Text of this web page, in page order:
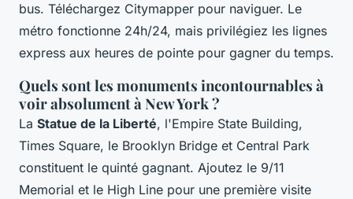
bus. Téléchargez Citymapper pour naviguer. Le
métro fonctionne 24h/24, mais privilégiez les lignes
express aux heures de pointe pour gagner du temps.
Quels sont les monuments incontournables à
voir absolument à New York ?
La Statue de la Liberté, l'Empire State Building,
Times Square, le Brooklyn Bridge et Central Park
constituent le quinté gagnant. Ajoutez le 9/11
Memorial et le High Line pour une première visite